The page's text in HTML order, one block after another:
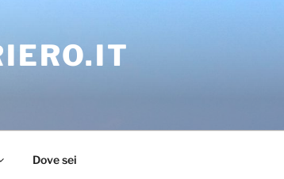
Dove sei